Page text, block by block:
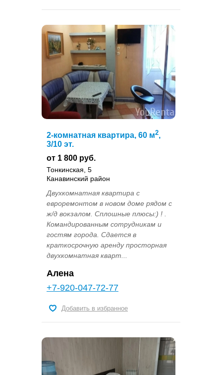
2-комнатная квартира, 60 м2,
3/10 эт.
от 1 800 руб.
Тонкинская, 5
Канавинский район
Двухкомнатная квартира с
евроремонтом в новом доме рядом с
ж/д вокзалом. Сплошные плюсы:) ! .
Командированным сотрудникам и
гостям города. Сдается в
краткосрочную аренду просторная
двухкомнатная кварт...
Алена
+7-920-047-72-77
Добавить в избранное